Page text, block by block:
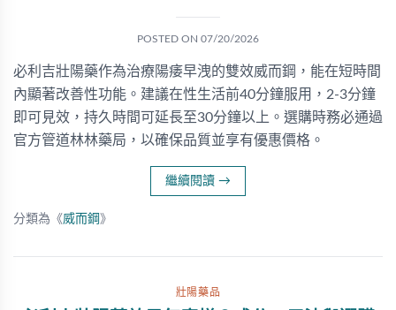
POSTED ON 07/20/2026
必利吉壯陽藥作為治療陽痿早洩的雙效威而鋼，能在短時間
內顯著改善性功能。建議在性生活前40分鐘服用，2-3分鐘
即可見效，持久時間可延長至30分鐘以上。選購時務必通過
官方管道林林藥局，以確保品質並享有優惠價格。
繼續閱讀 →
分類為《威而鋼 》
壯陽藥品